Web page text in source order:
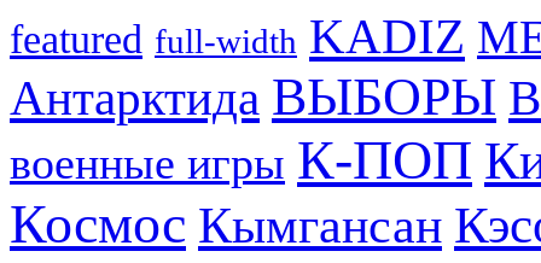
featured full-width KADIZ
Антарктида ВЫБОРЫ
военные игры К-ПОП
Космос Кымгансан